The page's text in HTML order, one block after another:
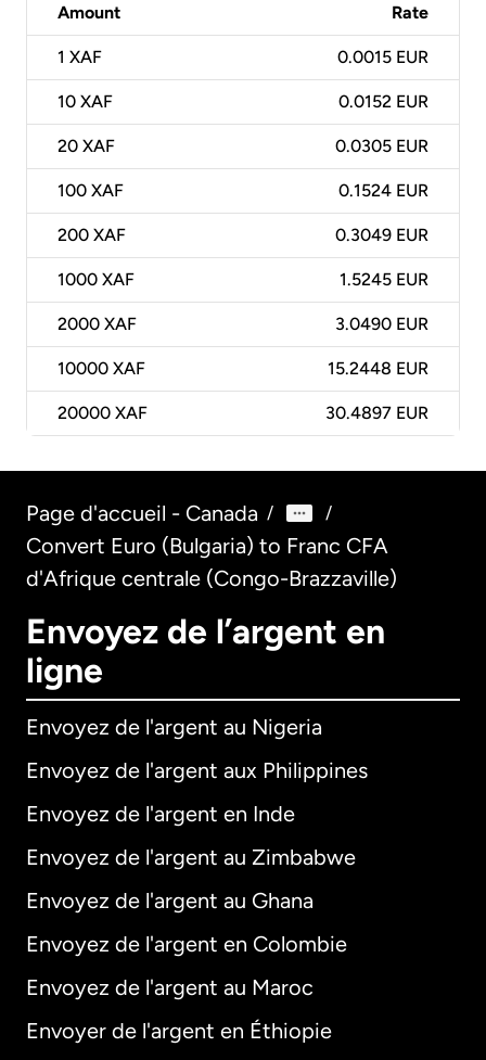
Amount Rate
1 XAF 0.0015 EUR
10 XAF 0.0152 EUR
20 XAF 0.0305 EUR
100 XAF 0.1524 EUR
200 XAF 0.3049 EUR
1000 XAF 1.5245 EUR
2000 XAF 3.0490 EUR
10000 XAF 15.2448 EUR
20000 XAF 30.4897 EUR
Page d'accueil - Canada / /
Convert Euro (Bulgaria) to Franc CFA
d'Afrique centrale (Congo-Brazzaville)
Envoyez de l’argent en
ligne
Envoyez de l'argent au Nigeria
Envoyez de l'argent aux Philippines
Envoyez de l'argent en Inde
Envoyez de l'argent au Zimbabwe
Envoyez de l'argent au Ghana
Envoyez de l'argent en Colombie
Envoyez de l'argent au Maroc
Envoyer de l'argent en Éthiopie